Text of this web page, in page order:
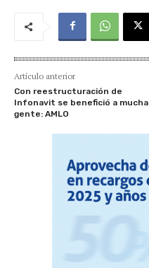
Artículo anterior
Con reestructuración de
Infonavit se benefició a mucha
gente: AMLO